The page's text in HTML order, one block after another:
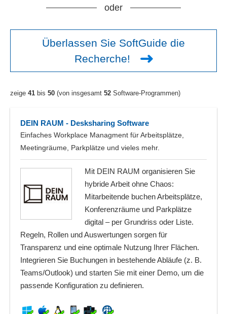
oder
Überlassen Sie SoftGuide die
Recherche!
zeige 41 bis 50 (von insgesamt 52 Software-Programmen)
DEIN RAUM - Desksharing Software
Einfaches Workplace Managment für Arbeitsplätze,
Meetingräume, Parkplätze und vieles mehr.
Mit DEIN RAUM organisieren Sie
hybride Arbeit ohne Chaos:
Mitarbeitende buchen Arbeitsplätze,
Konferenzräume und Parkplätze
digital – per Grundriss oder Liste.
Regeln, Rollen und Auswertungen sorgen für
Transparenz und eine optimale Nutzung Ihrer Flächen.
Integrieren Sie Buchungen in bestehende Abläufe (z. B.
Teams/Outlook) und starten Sie mit einer Demo, um die
passende Konfiguration zu definieren.